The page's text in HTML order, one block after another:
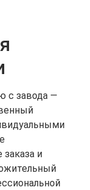
с завода —
и